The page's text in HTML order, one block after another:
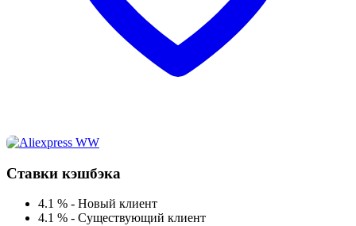
Ставки кэшбэка
4.1 % - Новый клиент
4.1 % - Существующий клиент